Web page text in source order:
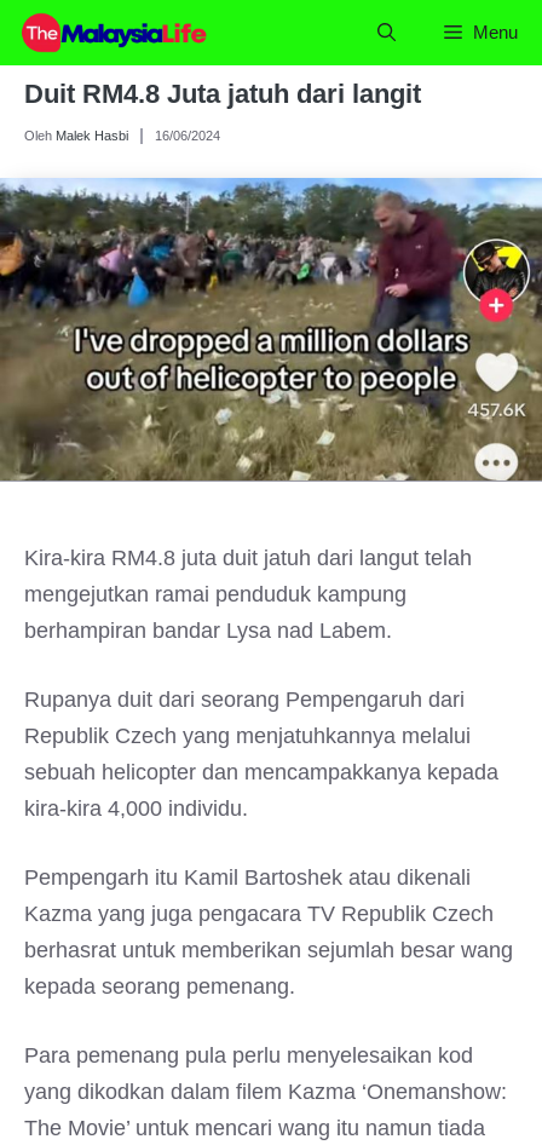
Skip
content
Menu
Duit RM4.8 Juta jatuh dari langit
Oleh Malek Hasbi 16/06/2024
Kira-kira RM4.8 juta duit jatuh dari langut telah
mengejutkan ramai penduduk kampung
berhampiran bandar Lysa nad Labem.
Rupanya duit dari seorang Pempengaruh dari
Republik Czech yang menjatuhkannya melalui
sebuah helicopter dan mencampakkanya kepada
kira-kira 4,000 individu.
Pempengarh itu Kamil Bartoshek atau dikenali
Kazma yang juga pengacara TV Republik Czech
berhasrat untuk memberikan sejumlah besar wang
kepada seorang pemenang.
Para pemenang pula perlu menyelesaikan kod
yang dikodkan dalam filem Kazma ‘Onemanshow:
The Movie’ untuk mencari wang itu namun tiada